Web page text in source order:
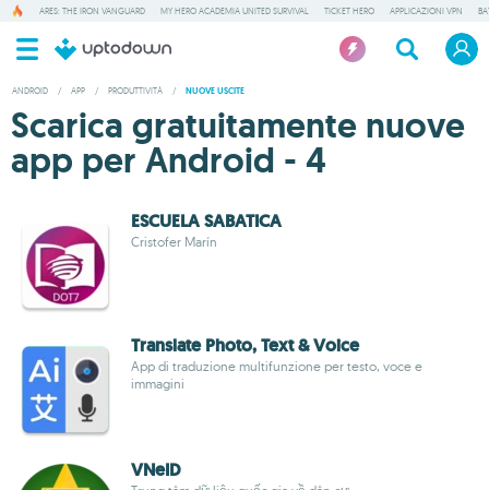
ARES: THE IRON VANGUARD MY HERO ACADEMIA UNITED SURVIVAL TICKET HERO APPLICAZIONI VPN
ANDROID / APP / PRODUTTIVITÀ / NUOVE USCITE
Scarica gratuitamente nuove
app per Android - 4
ESCUELA SABATICA
Cristofer Marín
Translate Photo, Text & Voice
App di traduzione multifunzione per testo, voce e
immagini
VNeID